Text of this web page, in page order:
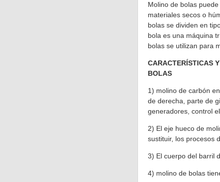
Molino de bolas
materiales secos o
bolas se dividen en
bola es una máquina
bolas se utilizan para
CARACTERÍSTICAS
BOLAS
1) molino de carbón
de derecha, parte de
generadores, control
2) El eje hueco de
sustituir, los procesos
3) El cuerpo del barril
4) molino de bolas